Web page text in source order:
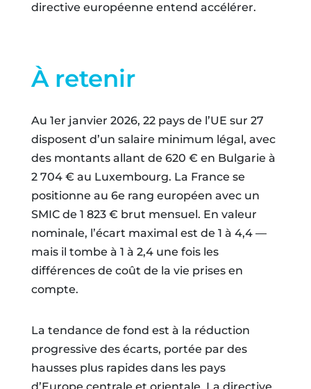
directive européenne entend accélérer.
À retenir
Au 1er janvier 2026, 22 pays de l’UE sur 27
disposent d’un salaire minimum légal, avec
des montants allant de 620 € en Bulgarie à
2 704 € au Luxembourg. La France se
positionne au 6e rang européen avec un
SMIC de 1 823 € brut mensuel. En valeur
nominale, l’écart maximal est de 1 à 4,4 —
mais il tombe à 1 à 2,4 une fois les
différences de coût de la vie prises en
compte.
La tendance de fond est à la réduction
progressive des écarts, portée par des
hausses plus rapides dans les pays